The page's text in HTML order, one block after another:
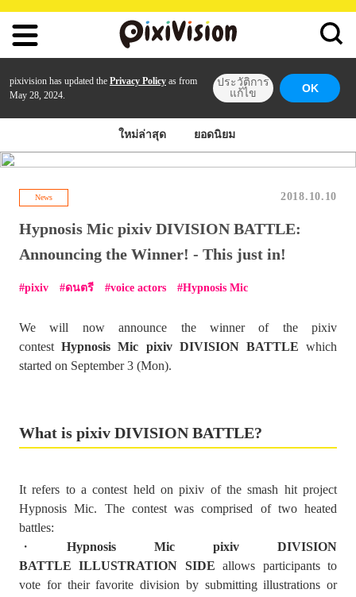
pixivision has updated the Privacy Policy as from
May 28, 2024.
ประวัติการ
แก้ไข
OK
ใหม่ล่าสุด ยอดนิยม
News 2018.10.10
Hypnosis Mic pixiv DIVISION BATTLE:
Announcing the Winner! - This just in!
pixiv ดนตรี voice actors Hypnosis Mic
We will now announce the winner of the pixiv
contestHypnosis Mic pixiv DIVISION BATTLEwhich
started on September 3 (Mon).
What is pixiv DIVISION BATTLE?
It refers to a contest held on pixiv of the smash hit project
Hypnosis Mic. The contest was comprised of two heated
battles:
・ Hypnosis Mic pixiv DIVISION
BATTLEILLUSTRATION SIDEallows participants to
vote for their favorite division by submitting illustrations or